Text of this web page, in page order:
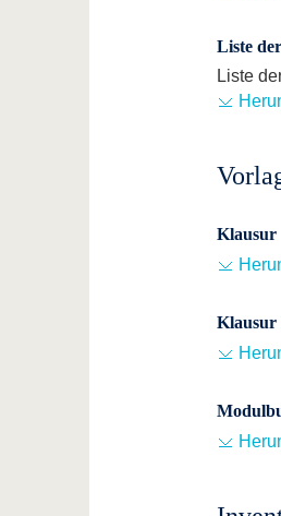
Liste
Liste
Klausur
Klausur